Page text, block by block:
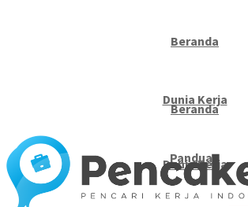
Beranda
Dunia Kerja
Panduan
Beranda
Dunia Kerja